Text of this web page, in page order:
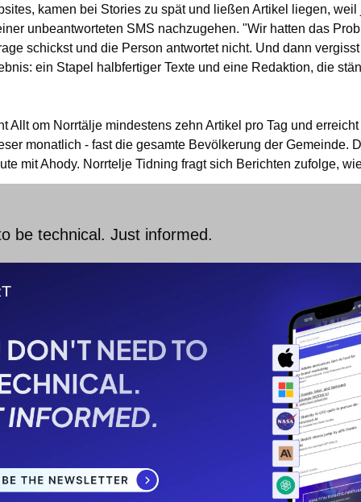
kamen bei Stories zu spät und ließen Artikel liegen, weil
unbeantworteten SMS nachzugehen. "Wir hatten das
schickst und die Person antwortet nicht. Und dann
ein Stapel halbfertiger Texte und eine Redaktion, die
Allt om Norrtälje mindestens zehn Artikel pro Tag und
monatlich - fast die gesamte Bevölkerung der Gemeinde.
mit Ahody. Norrtelje Tidning fragt sich Berichten zufolge,
be technical. Just informed.